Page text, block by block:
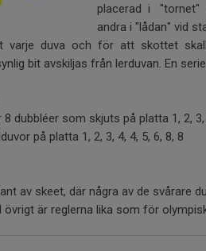
placerad i
andra i "lådan" vid
varje duva och för att skottet
bit avskiljas från lerduvan. En
dubbléer som skjuts på platta 1, 2, 3,
på platta 1, 2, 3, 4, 4, 5, 6, 8, 8
av skeet, där några av de svårare
övrigt är reglerna lika som för